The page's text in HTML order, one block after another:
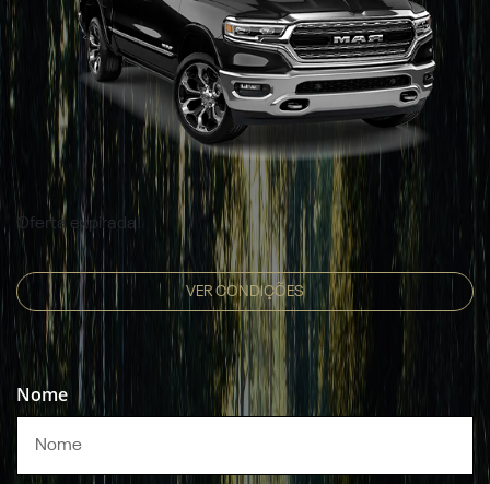
Oferta expirada!
VER CONDIÇÕES
Nome